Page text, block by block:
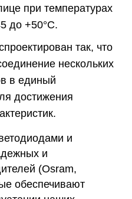
при температурах
до +50°C.
так, что
нескольких
в единый
достижения
и
и
(Osram,
обеспечивают